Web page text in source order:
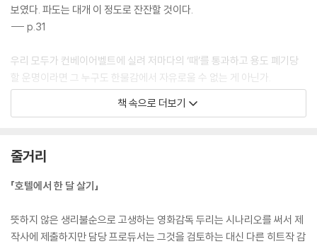
보였다. 파도는 대개 이 정도로 잔잔할 것이다.
--- p.31
우리 모두가 컨베이어벨트에 실려 저마다의 ‘때’를 통과하고 용도 폐기당
할 운명이라면 그 누구도 한물감에서 자유로울 수 없는 게 아닌가.
--- p.36
두리는 의식의 흐름대로 그 말을 내뱉고서 흡, 하고 숨을 들이마셨다. 내가
원하는 것과 사람들이 바라는 것 사이에서 평생 내적 갈등을 일으키며, 사
구도 아닌 내 얘기가 아닌가.
--- p.42
책 속으로 더보기
줄거리
「호텔에서 한 달 살기」
뜻하지 않은 생리불순으로 고생하는 영화감독 두리는 시나리오를 써서 제
작사에 제출하지만 담당 프로듀서는 그것을 검토하는 대신 다른 히트작 감